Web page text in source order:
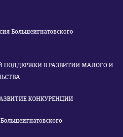
Большеигнатовского
В РАЗВИТИИ МАЛОГО И
КОНКУРЕНЦИИ